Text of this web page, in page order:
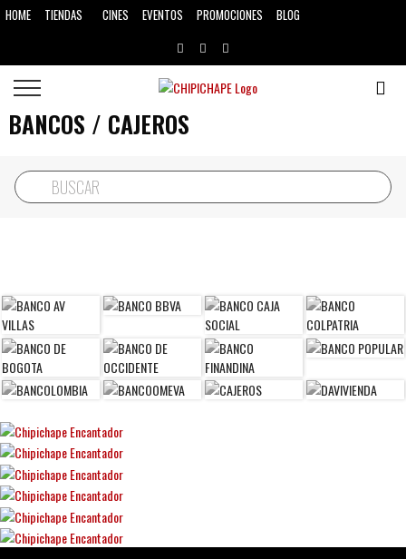
HOME TIENDAS CINES EVENTOS PROMOCIONES BLOG
BANCOS / CAJEROS